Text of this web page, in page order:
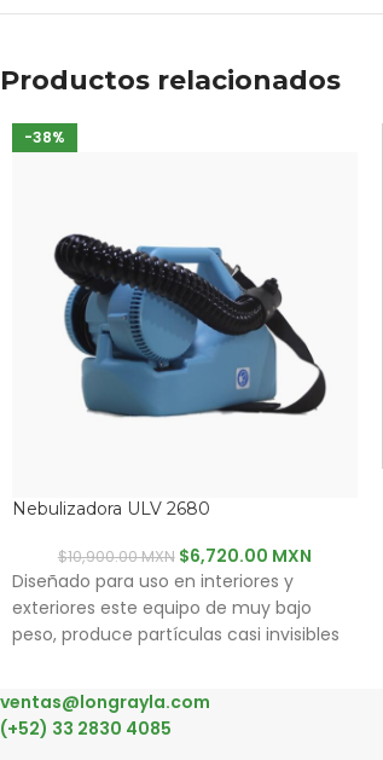
Productos relacionados
-38%
Nebulizadora ULV 2680
$10,900.00 MXN $6,720.00 MXN
Diseñado para uso en interiores y
exteriores este equipo de muy bajo
peso, produce partículas casi invisibles
de difícil alcance.
ventas@longrayla.com
(+52) 33 2830 4085